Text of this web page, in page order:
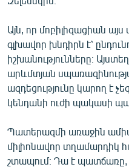
Այն, որ մոբիլիզացիան
գլխավոր խնդիրն է՝
իշխանությունները։
արևմտյան
ազդեցությունը կարող է
կենդանի ուժի պակասի
Պատերազմի առաջին
միլիոնավոր տղամարդիկ
շտապում։ Դա է պատճառը,